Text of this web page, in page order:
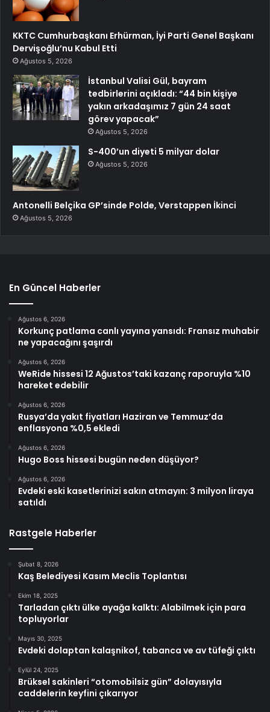
KKTC Cumhurbaşkanı Erhürman, İyi Parti Genel Başkanı
Dervişoğlu’nu Kabul Etti
Ağustos 5, 2026
İstanbul Valisi Gül, bayram
tedbirlerini açıkladı: “44 bin kişiye
yakın arkadaşımız 7 gün 24 saat
görev yapacak”
Ağustos 5, 2026
S-400’un diyeti 5 milyar dolar
Ağustos 5, 2026
Antonelli Belçika GP’sinde Polde, Verstappen İkinci
Ağustos 5, 2026
En Güncel Haberler
Ağustos 6, 2026
Korkunç patlama canlı yayına yansıdı: Fransız muhabir
ne yapacağını şaşırdı
Ağustos 6, 2026
WeRide hissesi 12 Ağustos’taki kazanç raporuyla %10
hareket edebilir
Ağustos 6, 2026
Rusya’da yakıt fiyatları Haziran ve Temmuz’da
enflasyona %0,5 ekledi
Ağustos 6, 2026
Hugo Boss hissesi bugün neden düşüyor?
Ağustos 6, 2026
Evdeki eski kasetlerinizi sakın atmayın: 3 milyon liraya
satıldı
Rastgele Haberler
Şubat 8, 2026
Kaş Belediyesi Kasım Meclis Toplantısı
Ekim 18, 2025
Tarladan çıktı ülke ayağa kalktı: Alabilmek için para
topluyorlar
Mayıs 30, 2025
Evdeki dolaptan kalaşnikof, tabanca ve av tüfeği çıktı
Eylül 24, 2025
Brüksel sakinleri “otomobilsiz gün” dolayısıyla
caddelerin keyfini çıkarıyor